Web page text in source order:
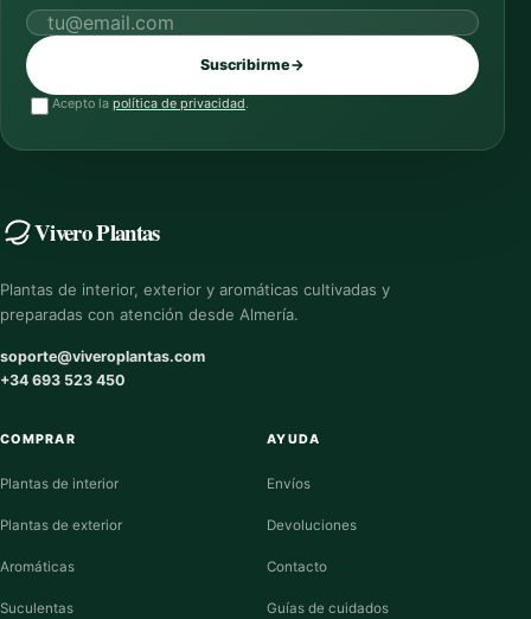
Correo electrónico
Suscribirme→
Acepto la política de privacidad.
Vivero Plantas
Plantas de interior, exterior y aromáticas cultivadas y
preparadas con atención desde Almería.
soporte@viveroplantas.com
+34 693 523 450
COMPRAR
Plantas de interior
Plantas de exterior
Aromáticas
Suculentas
AYUDA
Envíos
Devoluciones
Contacto
Guías de cuidados